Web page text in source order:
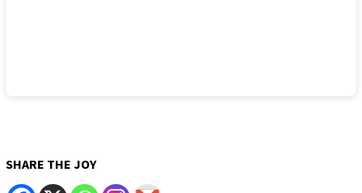
SHARE THE JOY